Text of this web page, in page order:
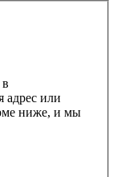
адрес или
ниже, и мы